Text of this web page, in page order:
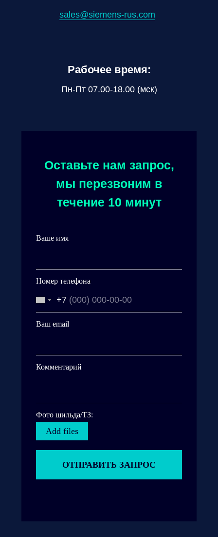
Оставьте нам запрос,
мы перезвоним в
течение 10 минут
Ваше имя
Номер телефона
+7
Ваш email
Комментарий
Фото шильда/ТЗ:
Add files
ОТПРАВИТЬ ЗАПРОС
sales@siemens-rus.com
Пн-Пт 07.00-18.00 (мск)
Рабочее время: